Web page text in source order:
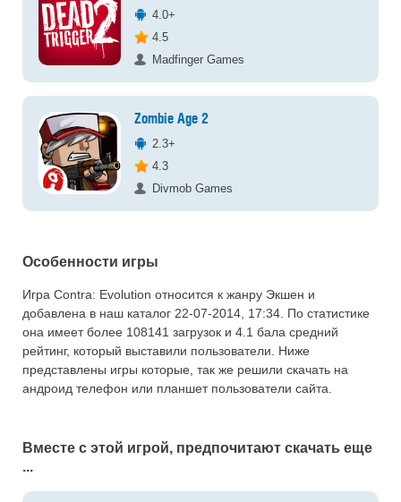
4.0+
4.5
Madfinger Games
Zombie Age 2
2.3+
4.3
Divmob Games
Особенности игры
Игра Contra: Evolution относится к жанру Экшен и
добавлена в наш каталог 22-07-2014, 17:34. По статистике
она имеет более 108141 загрузок и 4.1 бала средний
рейтинг, который выставили пользователи. Ниже
представлены игры которые, так же решили скачать на
андроид телефон или планшет пользователи сайта.
Вместе с этой игрой, предпочитают скачать еще
...